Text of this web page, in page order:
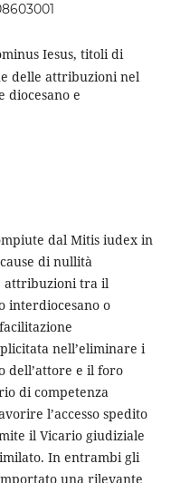
Iesus, titoli di
delle attribuzioni nel
diocesano e
dal Mitis iudex in
di nullità
attribuzioni tra il
interdiocesano o
nell’eliminare i
dell’attore e il foro
di competenza
l’accesso spedito
il Vicario giudiziale
In entrambi gli
una rilevante